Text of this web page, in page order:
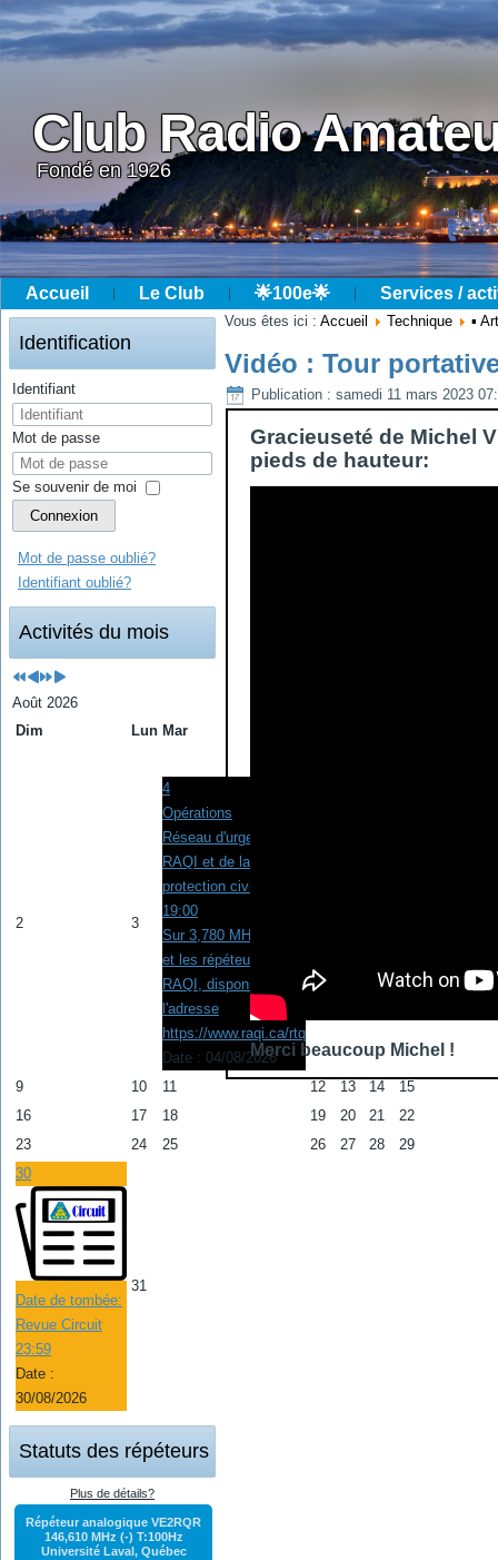
Club Radio
Fondé en 1926
Accueil Le Club 🌟100e🌟 Services /
Identification
Identifiant
Mot de passe
Se souvenir de moi
Connexion
Mot de passe oublié?
Identifiant oublié?
Activités du mois
Année
précédente
Mois
précédent
Année
suivante
Mois
suivant
Août 2026
Dim
Lun Mar
2 3
4
Opérations
Réseau d'urgence de
RAQI et de la
protection civile
19:00
Sur 3,780 MHz en HF
et les répéteurs de
RAQI, disponibles à
l'adresse
https://www.raqi.ca/rtq
Date : 04/08/2026
9 10 11 12 13 14
15
16
17 18 19 20 21
22
23
24 25 26 27 28
29
30
Date de tombée:
Revue Circuit
23:59
Date :
30/08/2026
31
Statuts des répéteurs
Plus de détails?
Répéteur analogique VE2RQR
146,610 MHz (-) T:100Hz
Université Laval, Québec
Vous êtes ici : Accueil Technique ▪
Vidéo : Tour
Publication : samedi 11 mars 2023
Gracieuseté de Michel
pieds de hauteur:
Merci beaucoup Michel !